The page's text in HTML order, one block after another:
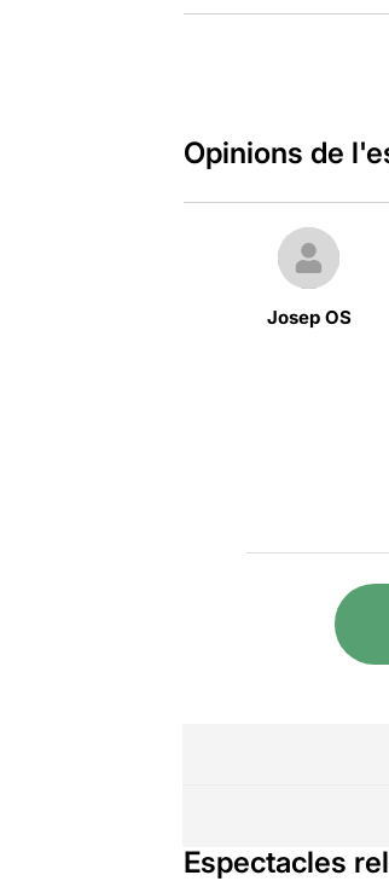
Opinions de
Josep OS
Espectacles